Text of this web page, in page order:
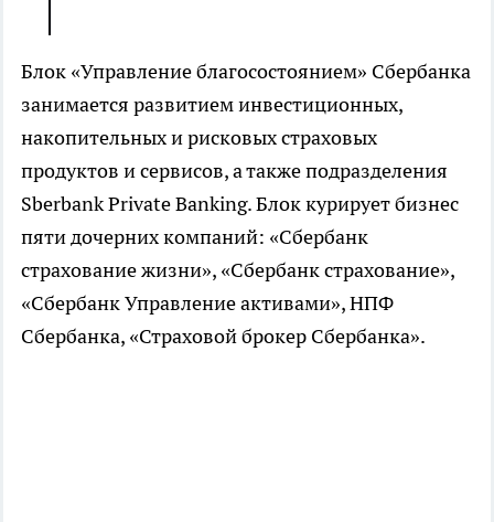
Блок «Управление благосостоянием» Сбербанка
занимается развитием инвестиционных,
накопительных и рисковых страховых
продуктов и сервисов, а также подразделения
Sberbank Private Banking. Блок курирует бизнес
пяти дочерних компаний: «Сбербанк
страхование жизни», «Сбербанк страхование»,
«Сбербанк Управление активами», НПФ
Сбербанка, «Страховой брокер Сбербанка».